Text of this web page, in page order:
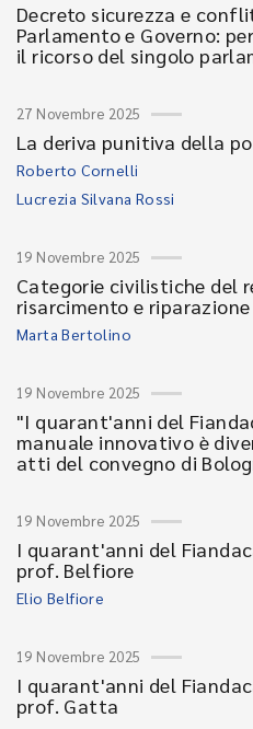
Decreto sicurezza e
Parlamento e Governo:
il ricorso del singolo
27 Novembre 2025
La deriva punitiva della
Roberto Cornelli
Lucrezia Silvana Rossi
19 Novembre 2025
Categorie civilistiche del
risarcimento e riparazione
Marta Bertolino
19 Novembre 2025
"I quarant'anni del
manuale innovativo è
atti del convegno di
19 Novembre 2025
I quarant'anni del
prof. Belfiore
Elio Belfiore
19 Novembre 2025
I quarant'anni del
prof. Gatta